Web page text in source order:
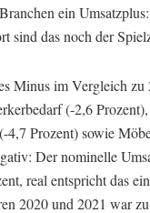
ein
sind das noch der
Minus im Vergleich zu
(-2,6
4,7 Prozent) sowie
Der nominelle
real entspricht das
2020 und 2021 war